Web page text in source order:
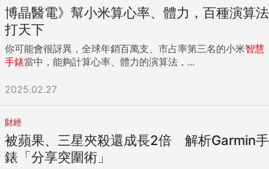
博晶醫電》幫小米算心率、體力，百種演算法
打天下
你可能會很訝異，全球年銷百萬支、市占率第三名的小米智慧
手錶當中，能夠計算心率、體力的演算法，...
2025.02.27
財經
被蘋果、三星夾殺還成長2倍 解析Garmin手
錶「分享突圍術」